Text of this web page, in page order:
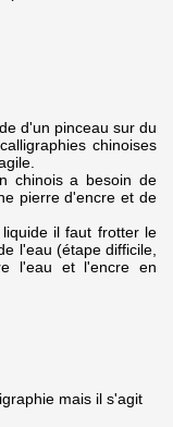
d'un pinceau sur du
chinoises
chinois a besoin de
pierre d'encre et de
il faut frotter le
l'eau (étape difficile,
l'eau et l'encre en
mais il s'agit